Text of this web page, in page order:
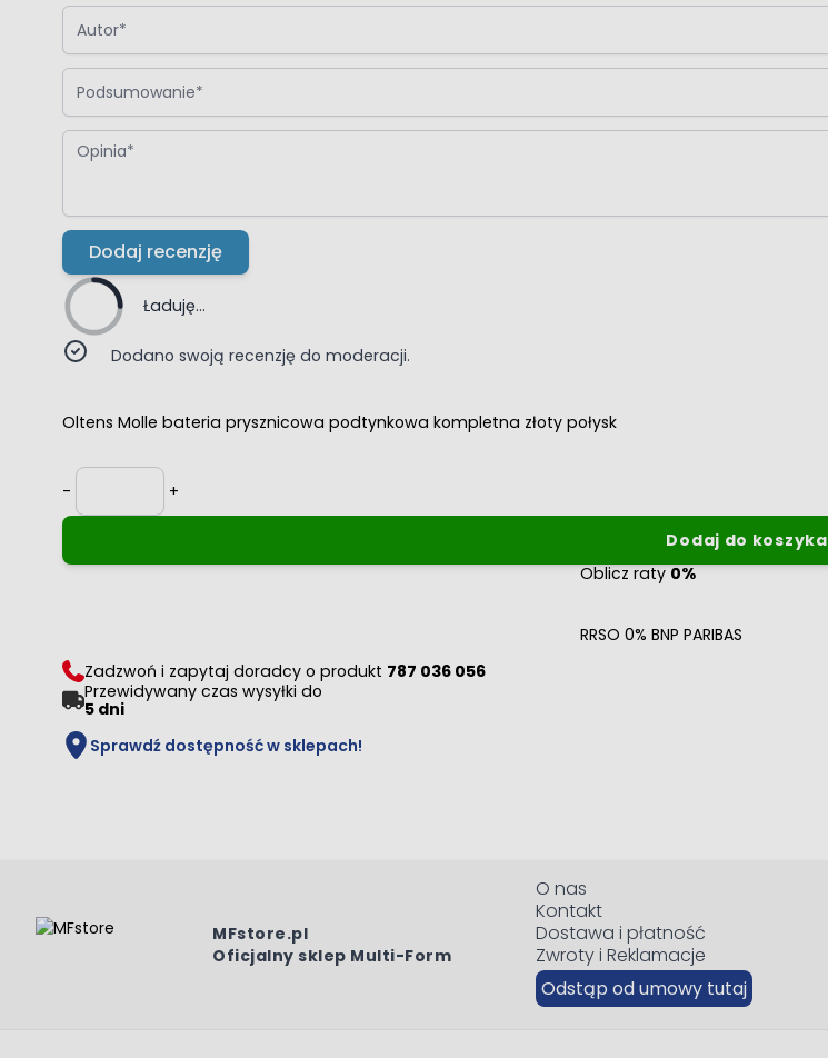
Autor
Podsumowanie
Opinia
Dodaj recenzję
Ładuję...
Dodano swoją recenzję do moderacji.
Oltens Molle bateria prysznicowa podtynkowa kompletna złoty połysk
-
Ilość
+
Dodaj do koszyka
Oblicz raty0%
RRSO 0% BNP PARIBAS
Zadzwoń i zapytaj doradcy o produkt 787 036 056
Przewidywany czas wysyłki do
5 dni
Sprawdź dostępność w sklepach!
MFstore.pl
Oficjalny sklep Multi-Form
O nas
Kontakt
Dostawa i płatność
Zwroty i Reklamacje
Odstąp od umowy tutaj